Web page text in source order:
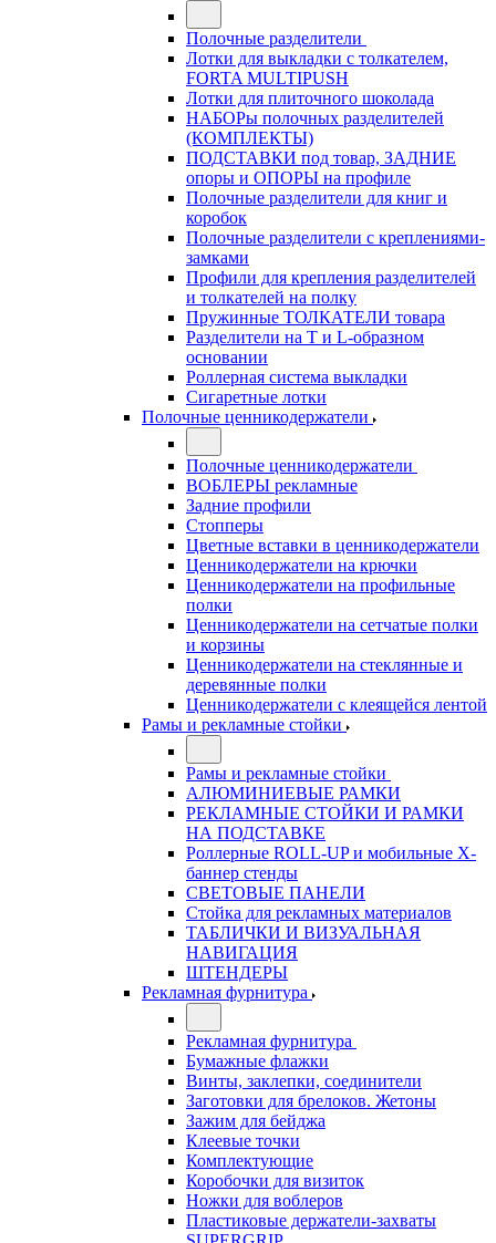
Полочные разделители
Лотки для выкладки с толкателем,
FORTA MULTIPUSH
Лотки для плиточного шоколада
НАБОРы полочных разделителей
(КОМПЛЕКТЫ)
ПОДСТАВКИ под товар, ЗАДНИЕ
опоры и ОПОРЫ на профиле
Полочные разделители для книг и
коробок
Полочные разделители с креплениями-
замками
Профили для крепления разделителей
и толкателей на полку
Пружинные ТОЛКАТЕЛИ товара
Разделители на Т и L-образном
основании
Роллерная система выкладки
Сигаретные лотки
Полочные ценникодержатели
Полочные ценникодержатели
ВОБЛЕРЫ рекламные
Задние профили
Стопперы
Цветные вставки в ценникодержатели
Ценникодержатели на крючки
Ценникодержатели на профильные
полки
Ценникодержатели на сетчатые полки
и корзины
Ценникодержатели на стеклянные и
деревянные полки
Ценникодержатели с клеящейся лентой
Рамы и рекламные стойки
Рамы и рекламные стойки
АЛЮМИНИЕВЫЕ РАМКИ
РЕКЛАМНЫЕ СТОЙКИ И РАМКИ
НА ПОДСТАВКЕ
Роллерные ROLL-UP и мобильные X-
баннер стенды
СВЕТОВЫЕ ПАНЕЛИ
Стойка для рекламных материалов
ТАБЛИЧКИ И ВИЗУАЛЬНАЯ
НАВИГАЦИЯ
ШТЕНДЕРЫ
Рекламная фурнитура
Рекламная фурнитура
Бумажные флажки
Винты, заклепки, соединители
Заготовки для брелоков. Жетоны
Зажим для бейджа
Клеевые точки
Комплектующие
Коробочки для визиток
Ножки для воблеров
Пластиковые держатели-захваты